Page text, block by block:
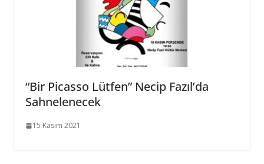
“Bir Picasso Lütfen” Necip Fazıl’da
Sahnelenecek
15 Kasım 2021